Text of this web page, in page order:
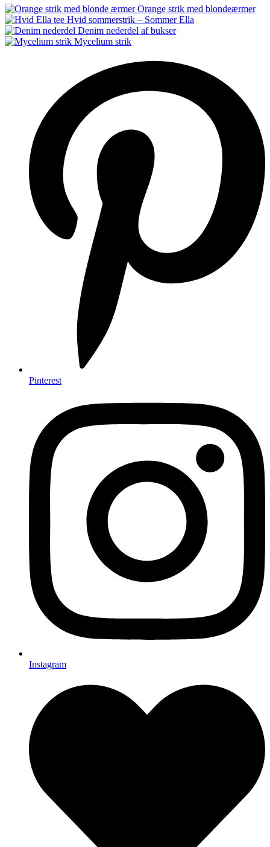
Orange strik med blondeærmer
Hvid sommerstrik – Sommer Ella
Denim nederdel af bukser
Mycelium strik
Pinterest
Instagram